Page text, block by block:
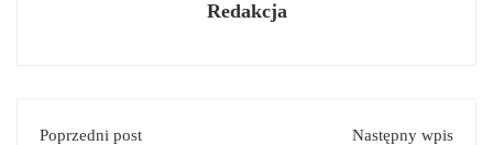
Redakcja
Poprzedni post Następny wpis